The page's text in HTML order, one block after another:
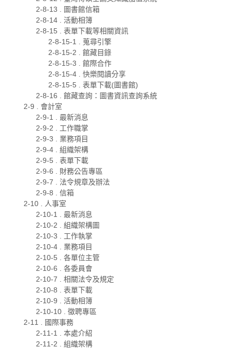
2-8-13 . 圖書館信箱
2-8-14 . 活動相簿
2-8-15 . 表單下載等相關資訊
2-8-15-1 . 蒐尋引擎
2-8-15-2 . 館藏目錄
2-8-15-3 . 館際合作
2-8-15-4 . 快樂閱讀分享
2-8-15-5 . 表單下載(圖書館)
2-8-16 . 館藏查詢：圖書資訊查詢系統
2-9 . 會計室
2-9-1 . 最新消息
2-9-2 . 工作職掌
2-9-3 . 業務項目
2-9-4 . 組織架構
2-9-5 . 表單下載
2-9-6 . 財務公告專區
2-9-7 . 法令規章及辦法
2-9-8 . 信箱
2-10 . 人事室
2-10-1 . 最新消息
2-10-2 . 組織架構圖
2-10-3 . 工作執掌
2-10-4 . 業務項目
2-10-5 . 各單位主管
2-10-6 . 各委員會
2-10-7 . 相關法令及規定
2-10-8 . 表單下載
2-10-9 . 活動相簿
2-10-10 . 徵聘專區
2-11 . 國際事務
2-11-1 . 本處介紹
2-11-2 . 組織架構